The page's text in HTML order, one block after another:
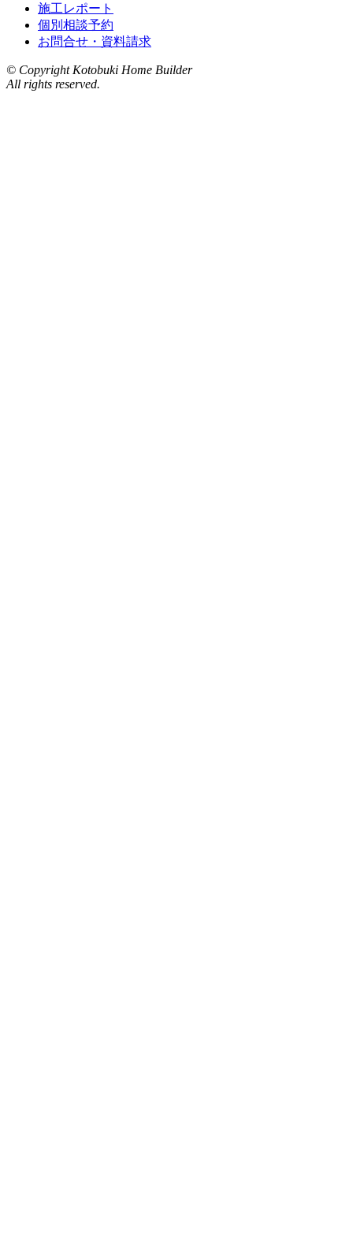
施工レポート
個別相談予約
お問合せ・資料請求
© Copyright Kotobuki Home Builder
All rights reserved.